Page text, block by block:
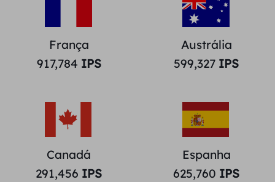
França
917,784 IPS
Austrália
599,327 IPS
Canadá
291,456 IPS
Espanha
625,760 IPS